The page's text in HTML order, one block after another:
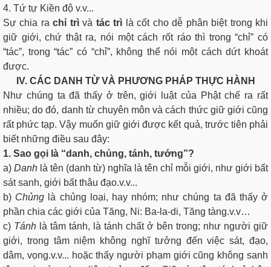
4. Tứ tự Kiền độ v.v...
Sự chia rachỉ trìvà tác trì là cốt cho dễ phân biệt trong khi
giữ giới, chứ thật ra, nói một cách rốt ráo thì trong “chỉ” có
“tác”, trong “tác” có “chỉ”, không thể nói một cách dứt khoát
được.
IV. CÁC DANH TỪ VÀ PHƯƠNG PHÁP THỰC HÀNH
Như chúng ta đã thấy ở trên, giới luật của Phật chế ra rất
nhiều; do đó, danh từ chuyên môn và cách thức giữ giới cũng
rất phức tạp. Vậy muốn giữ giới được kết quả, trước tiên phải
biết những điều sau đây:
1. Sao gọi là “danh, chủng, tánh, tướng”?
a) Danh là tên (danh từ) nghĩa là tên chỉ mỗi giới, như giới bất
sát sanh, giới bất thâu đạo.v.v...
b) Chủng là chủng loại, hay nhóm; như chúng ta đã thấy ở
phần chia các giới của Tăng, Ni: Ba-la-di, Tăng tàng.v.v…
c) Tánh là tâm tánh, là tánh chất ở bên trong; như người giữ
giới, trong tâm niệm không nghĩ tưởng đến việc sát, đạo,
dâm, vọng.v.v... hoặc thấy người phạm giới cũng không sanh